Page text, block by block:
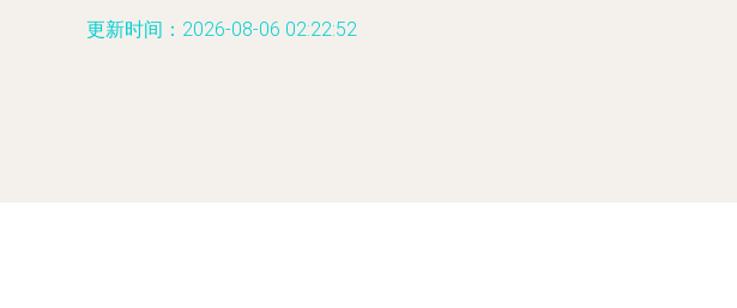
更新时间：2026-08-06 02:22:52